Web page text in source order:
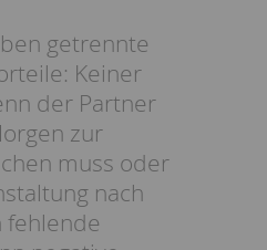
getrennte
Keiner
der Partner
zur
muss oder
nach
fehlende